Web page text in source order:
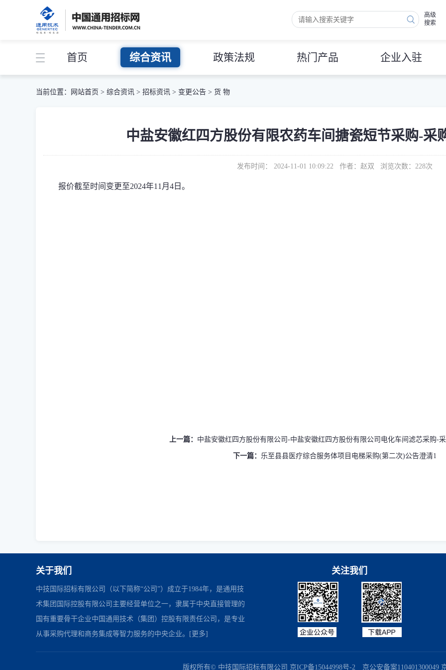
高级
搜索
首页 综合资讯 政策法规 热门产品 企业入驻
当前位置： 网站首页 > 综合资讯 > 招标资讯 > 变更公告 > 货 物
中盐安徽红四方股份有限农药车间搪瓷短节采购-采
发布时间： 2024-11-01 10:09:22 作者：赵双 浏览次数： 228次
报价截至时间变更至2024年11月4日。
上一篇： 中盐安徽红四方股份有限公司-中盐安徽红四方股份有限公司电化车间滤芯采购-
下一篇： 乐至县县医疗综合服务体项目电梯采购(第二次)公告澄清1
关于我们
中技国际招标有限公司（以下简称“公司”）成立于1984年，是通用技
术集团国际控股有限公司主要经营单位之一，隶属于中央直接管理的
国有重要骨干企业中国通用技术（集团）控股有限责任公司，是专业
从事采购代理和商务集成等智力服务的中央企业。
[更多]
关注我们
版权所有© 中技国际招标有限公司 京ICP备15044998号-2 京公安备案110401300049